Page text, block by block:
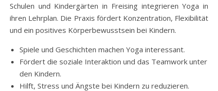
Schulen und Kindergärten in Freising integrieren Yoga in
ihren Lehrplan. Die Praxis fördert Konzentration, Flexibilität
und ein positives Körperbewusstsein bei Kindern.
Spiele und Geschichten machen Yoga interessant.
Fördert die soziale Interaktion und das Teamwork unter
den Kindern.
Hilft, Stress und Ängste bei Kindern zu reduzieren.